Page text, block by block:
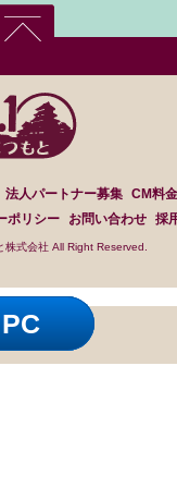
法人パートナー募集 CM料
ポリシー お問い合わせ 採
株式会社 All Right Reserved.
PC